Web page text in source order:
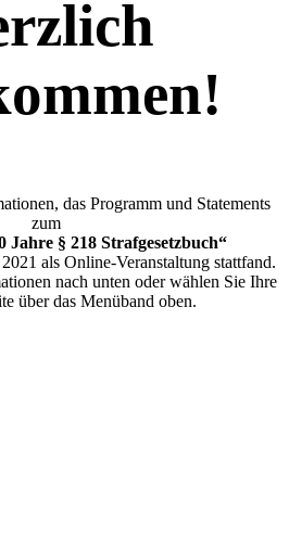
das Programm und Statements
zum
Jahre § 218 Strafgesetzbuch“
als Online-Veranstaltung stattfand.
nach unten oder wählen Sie Ihre
über das Menüband oben.